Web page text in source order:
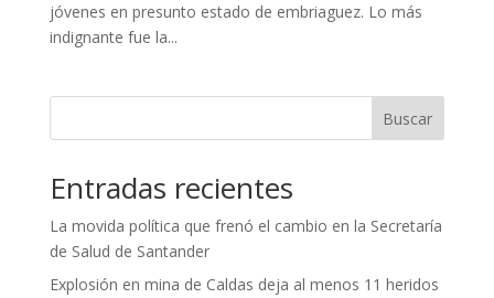
jóvenes en presunto estado de embriaguez. Lo más
indignante fue la...
Buscar
Entradas recientes
La movida política que frenó el cambio en la Secretaría
de Salud de Santander
Explosión en mina de Caldas deja al menos 11 heridos